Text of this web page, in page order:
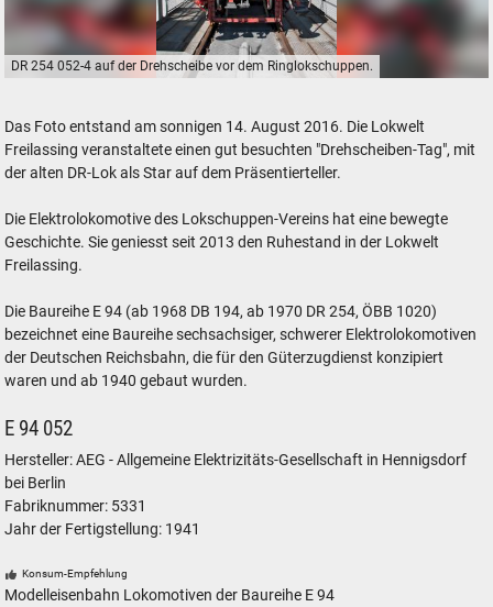
DR 254 052-4 auf der Drehscheibe vor dem Ringlokschuppen.
Das Foto entstand am sonnigen 14. August 2016. Die Lokwelt
Freilassing veranstaltete einen gut besuchten "Drehscheiben-Tag", mit
der alten DR-Lok als Star auf dem Präsentierteller.
Die Elektrolokomotive des Lokschuppen-Vereins hat eine bewegte
Geschichte. Sie geniesst seit 2013 den Ruhestand in der Lokwelt
Freilassing.
Die Baureihe E 94 (ab 1968 DB 194, ab 1970 DR 254, ÖBB 1020)
bezeichnet eine Baureihe sechsachsiger, schwerer Elektrolokomotiven
der Deutschen Reichsbahn, die für den Güterzugdienst konzipiert
waren und ab 1940 gebaut wurden.
E 94 052
Hersteller: AEG - Allgemeine Elektrizitäts-Gesellschaft in Hennigsdorf
bei Berlin
Fabriknummer: 5331
Jahr der Fertigstellung: 1941
Konsum-Empfehlung
Modelleisenbahn Lokomotiven der Baureihe E 94